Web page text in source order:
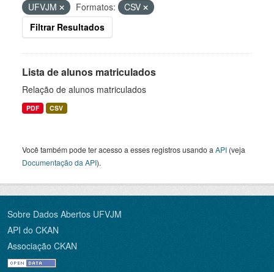
UFVJM
Formatos:
CSV
Filtrar Resultados
Lista de alunos matriculados
Relação de alunos matriculados
PDF CSV
Você também pode ter acesso a esses registros usando a API (veja
Documentação da API).
Sobre Dados Abertos UFVJM
API do CKAN
Associação CKAN